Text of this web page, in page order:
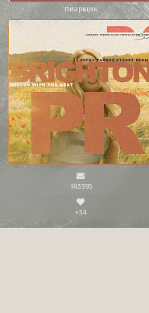
пиарщик
143395
+34